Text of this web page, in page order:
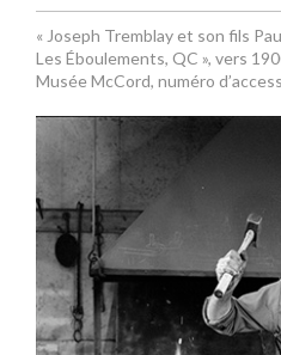
« Joseph Tremblay et son fils
Les Éboulements, QC », vers
Musée McCord, numéro